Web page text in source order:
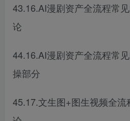
43.16.AI漫剧资产全流程常
论
44.16.AI漫剧资产全流程常
操部分
45.17.文生图+图生视频全